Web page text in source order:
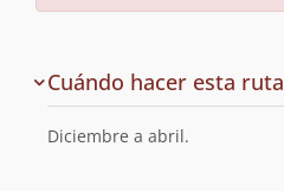
de
la
Cuándo hacer esta ruta
Diciembre a abril.